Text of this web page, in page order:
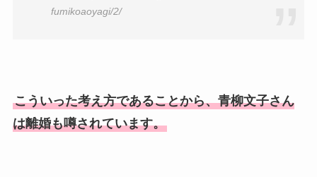
fumikoaoyagi/2/
こういった考え方であることから、青柳文子さん
は離婚も噂されています。